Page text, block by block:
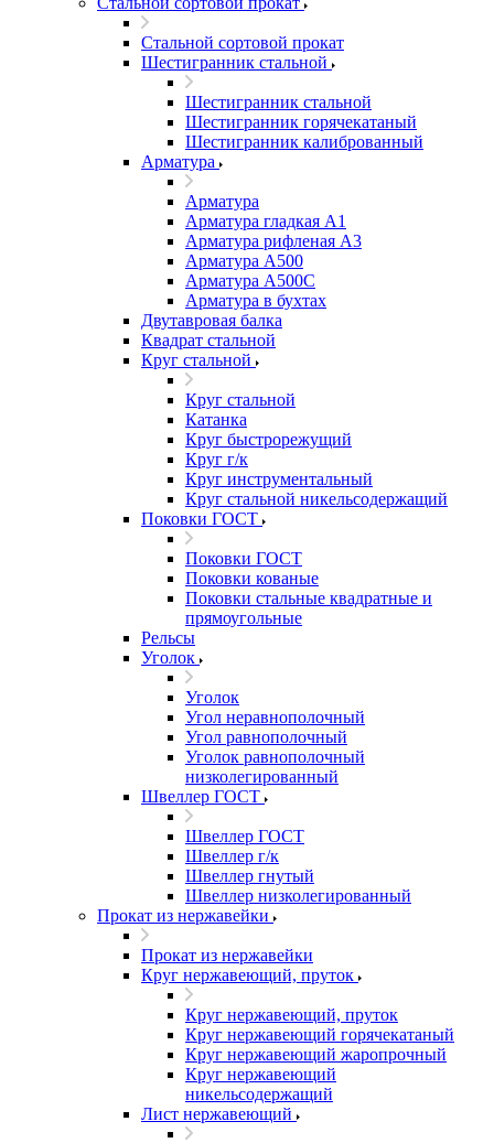
Стальной сортовой прокат
Шестигранник стальной
Шестигранник стальной
Шестигранник горячекатаный
Шестигранник калиброванный
Арматура
Арматура
Арматура гладкая А1
Арматура рифленая А3
Арматура А500
Арматура А500С
Арматура в бухтах
Двутавровая балка
Квадрат стальной
Круг стальной
Круг стальной
Катанка
Круг быстрорежущий
Круг г/к
Круг инструментальный
Круг стальной никельсодержащий
Поковки ГОСТ
Поковки ГОСТ
Поковки кованые
Поковки стальные квадратные и
прямоугольные
Рельсы
Уголок
Уголок
Угол неравнополочный
Угол равнополочный
Уголок равнополочный
низколегированный
Швеллер ГОСТ
Швеллер ГОСТ
Швеллер г/к
Швеллер гнутый
Швеллер низколегированный
Прокат из нержавейки
Прокат из нержавейки
Круг нержавеющий, пруток
Круг нержавеющий, пруток
Круг нержавеющий горячекатаный
Круг нержавеющий жаропрочный
Круг нержавеющий
никельсодержащий
Лист нержавеющий